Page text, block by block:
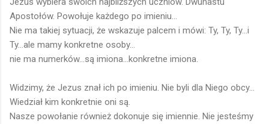
Apostołów. Powołuje każdego po imieniu...
Nie ma takiej sytuacji, że wskazuje palcem i mówi: Ty, Ty, Ty...i
Ty...ale mamy konkretne osoby...
nie ma numerków...są imiona...konkretne imiona.
Widzimy, że Jezus znał ich po imieniu. Nie byli dla Niego obcy...
Wiedział kim konkretnie oni są.
Nasze powołanie również dokonuje się imiennie. Nie jesteśmy